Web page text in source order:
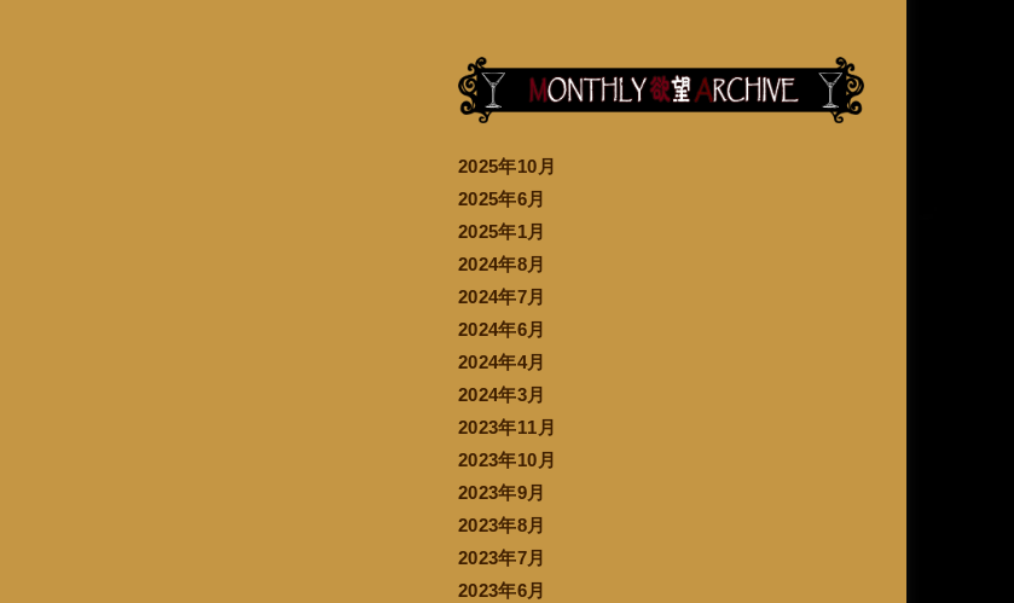
2025年10月
2025年6月
2025年1月
2024年8月
2024年7月
2024年6月
2024年4月
2024年3月
2023年11月
2023年10月
2023年9月
2023年8月
2023年7月
2023年6月